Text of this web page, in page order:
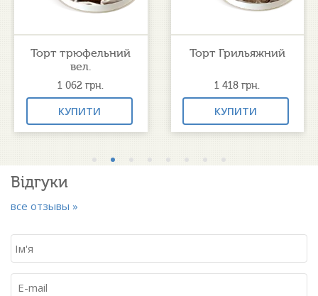
Торт трюфельний
вел.
1 062грн.
КУПИТИ
Торт Грильяжний
1 418грн.
КУПИТИ
Відгуки
все отзывы »